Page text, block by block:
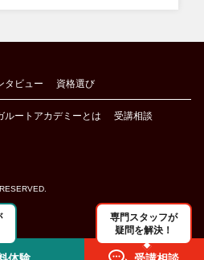
タビュー 資格選び
ルートアカデミーとは 受講相談
専門スタッフが
疑問を解決！